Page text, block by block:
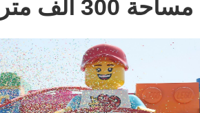
مساحة 300 ألف متر مربع